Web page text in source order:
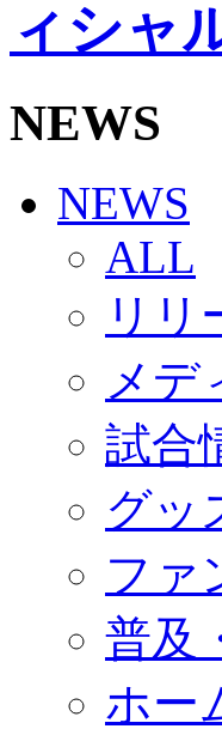
ビクトリー
HOMEGAME
観戦ルール
Jリーグ運営
写真・動画
SCHEDULE
2026/27
練習見学時の
TICKET
奈良クラブ
奈良クラブ
観戦ルール
2026/27ファ
サポートシ
GOODS
オフィシャル
オンライン
ACADEMY
アカデミーに
コーチ&スタ
ジュニア
ジュニアユー
ユース
練習拠点（
SCHOOL
CLUB
NEWS
NEWS
ALL
リリ
メデ
試合
グッ
ファ
普及
ホー